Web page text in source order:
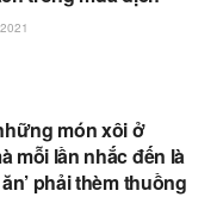
món xôi ở
mỗi lần nhắc đến là
phải thèm thuồng